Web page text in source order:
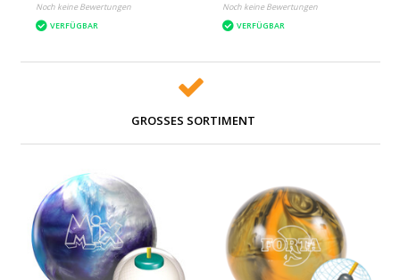
Noch keine Bewertungen
VERFÜGBAR
Noch keine Bewertungen
VERFÜGBAR
GROSSES SORTIMENT